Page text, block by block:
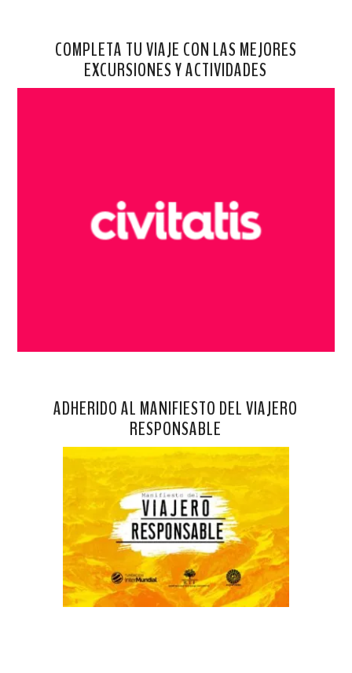
COMPLETA TU VIAJE CON LAS MEJORES
EXCURSIONES Y ACTIVIDADES
ADHERIDO AL MANIFIESTO DEL VIAJERO
RESPONSABLE